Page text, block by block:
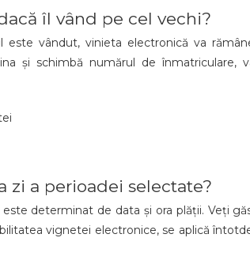
îl vând pe cel vechi?
vândut, vinieta electronică va
și schimbă numărul de
zi a perioadei selectate?
determinat de data și ora plății. Veți
vignetei electronice, se aplică